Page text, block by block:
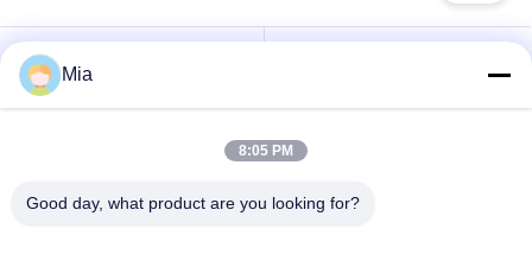
De enige verbinding
van de gebied
rubberuitbreiding
Uitbreidingsverbinding
epdm
Verbinding van de
Mia
8:05 PM
Good day, what product are you looking for?